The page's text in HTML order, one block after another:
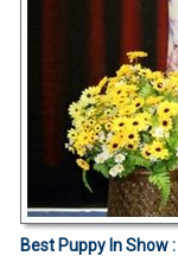
Best Puppy In Show :